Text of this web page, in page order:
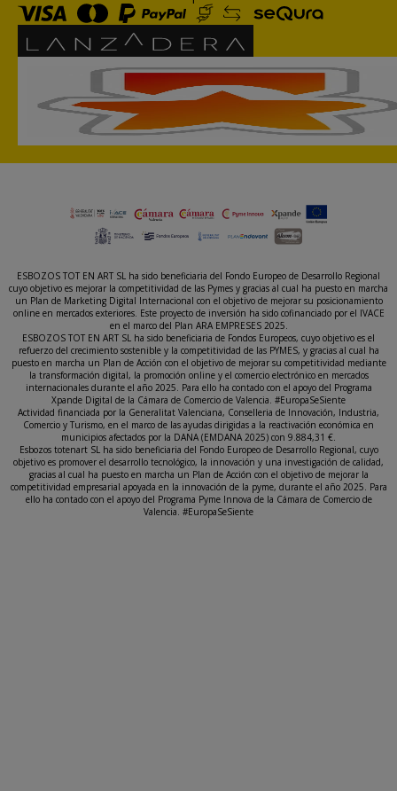
ESBOZOS TOT EN ART SL ha sido beneficiaria del Fondo Europeo de Desarrollo Regional
cuyo objetivo es mejorar la competitividad de las Pymes y gracias al cual ha puesto en marcha
un Plan de Marketing Digital Internacional con el objetivo de mejorar su posicionamiento
online en mercados exteriores. Este proyecto de inversión ha sido cofinanciado por el IVACE
en el marco del Plan ARA EMPRESES 2025.
ESBOZOS TOT EN ART SL ha sido beneficiaria de Fondos Europeos, cuyo objetivo es el
refuerzo del crecimiento sostenible y la competitividad de las PYMES, y gracias al cual ha
puesto en marcha un Plan de Acción con el objetivo de mejorar su competitividad mediante
la transformación digital, la promoción online y el comercio electrónico en mercados
internacionales durante el año 2025. Para ello ha contado con el apoyo del Programa
Xpande Digital de la Cámara de Comercio de Valencia. #EuropaSeSiente
Actividad financiada por la Generalitat Valenciana, Conselleria de Innovación, Industria,
Comercio y Turismo, en el marco de las ayudas dirigidas a la reactivación económica en
municipios afectados por la DANA (EMDANA 2025) con 9.884,31 €.
Esbozos totenart SL ha sido beneficiaria del Fondo Europeo de Desarrollo Regional, cuyo
objetivo es promover el desarrollo tecnológico, la innovación y una investigación de calidad,
gracias al cual ha puesto en marcha un Plan de Acción con el objetivo de mejorar la
competitividad empresarial apoyada en la innovación de la pyme, durante el año 2025. Para
ello ha contado con el apoyo del Programa Pyme Innova de la Cámara de Comercio de
Valencia. #EuropaSeSiente